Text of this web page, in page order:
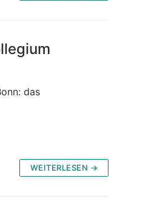
das
WEITERLESEN →